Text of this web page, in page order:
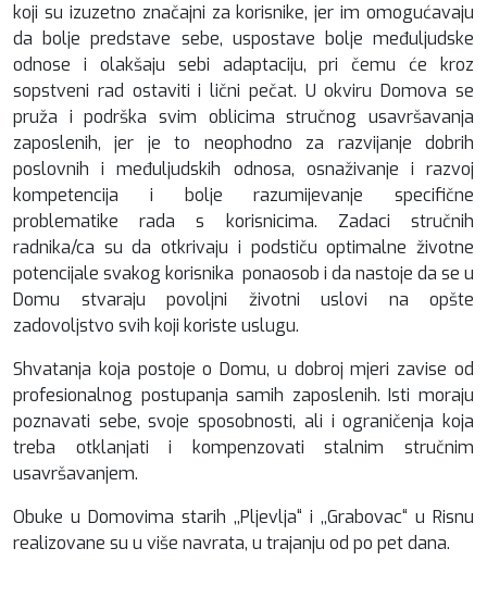
koji su izuzetno značajni za korisnike, jer im omogućavaju
da bolje predstave sebe, uspostave bolje međuljudske
odnose i olakšaju sebi adaptaciju, pri čemu će kroz
sopstveni rad ostaviti i lični pečat. U okviru Domova se
pruža i podrška svim oblicima stručnog usavršavanja
zaposlenih, jer je to neophodno za razvijanje dobrih
poslovnih i međuljudskih odnosa, osnaživanje i razvoj
kompetencija i bolje razumijevanje specifične
problematike rada s korisnicima. Zadaci stručnih
radnika/ca su da otkrivaju i podstiču optimalne životne
potencijale svakog korisnika ponaosob i da nastoje da se u
Domu stvaraju povoljni životni uslovi na opšte
zadovoljstvo svih koji koriste uslugu.
Shvatanja koja postoje o Domu, u dobroj mjeri zavise od
profesionalnog postupanja samih zaposlenih. Isti moraju
poznavati sebe, svoje sposobnosti, ali i ograničenja koja
treba otklanjati i kompenzovati stalnim stručnim
usavršavanjem.
Obuke u Domovima starih ,,Pljevlja“ i ,,Grabovac“ u Risnu
realizovane su u više navrata, u trajanju od po pet dana.